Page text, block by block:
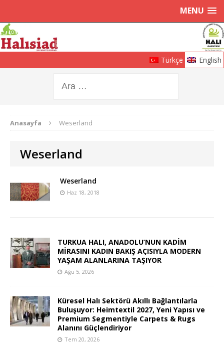
MENU
Türkçe English
Anasayfa Weserland
Weserland
Weserland
Haz 18, 2018
TURKUA HALI, ANADOLU’NUN KADİM
MİRASINI KADIN BAKIŞ AÇISIYLA MODERN
YAŞAM ALANLARINA TAŞIYOR
Ağu 5, 2026
Küresel Halı Sektörü Akıllı Bağlantılarla
Buluşuyor: Heimtextil 2027, Yeni Yapısı ve
Premium Segmentiyle Carpets & Rugs
Alanını Güçlendiriyor
Tem 20, 2026